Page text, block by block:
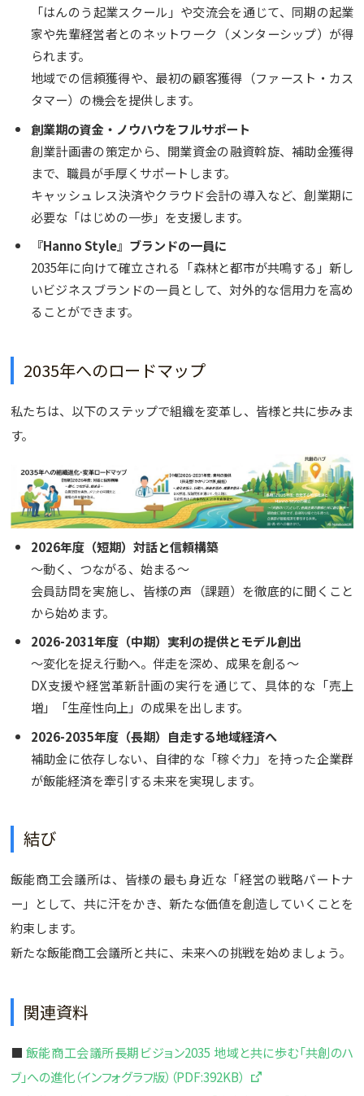
「はんのう起業スクール」や交流会を通じて、同期の起業
家や先輩経営者とのネットワーク（メンターシップ）が得
られます。
地域での信頼獲得や、最初の顧客獲得（ファースト・カス
タマー）の機会を提供します。
創業期の資金・ノウハウをフルサポート
創業計画書の策定から、開業資金の融資斡旋、補助金獲得
まで、職員が手厚くサポートします。
キャッシュレス決済やクラウド会計の導入など、創業期に
必要な「はじめの一歩」を支援します。
『Hanno Style』ブランドの一員に
2035年に向けて確立される「森林と都市が共鳴する」新し
いビジネスブランドの一員として、対外的な信用力を高め
ることができます。
2035年へのロードマップ
私たちは、以下のステップで組織を変革し、皆様と共に歩みま
す。
2026年度（短期）対話と信頼構築
～動く、つながる、始まる～
会員訪問を実施し、皆様の声（課題）を徹底的に聞くこと
から始めます。
2026-2031年度（中期）実利の提供とモデル創出
～変化を捉え行動へ。伴走を深め、成果を創る～
DX支援や経営革新計画の実行を通じて、具体的な「売上
増」「生産性向上」の成果を出します。
2026-2035年度（長期）自走する地域経済へ
補助金に依存しない、自律的な「稼ぐ力」を持った企業群
が飯能経済を牽引する未来を実現します。
結び
飯能商工会議所は、皆様の最も身近な「経営の戦略パートナ
ー」として、共に汗をかき、新たな価値を創造していくことを
約束します。
新たな飯能商工会議所と共に、未来への挑戦を始めましょう。
関連資料
■ 飯能商工会議所長期ビジョン2035 地域と共に歩む「共創のハ
ブ」への進化（インフォグラフ版）（PDF:392KB）